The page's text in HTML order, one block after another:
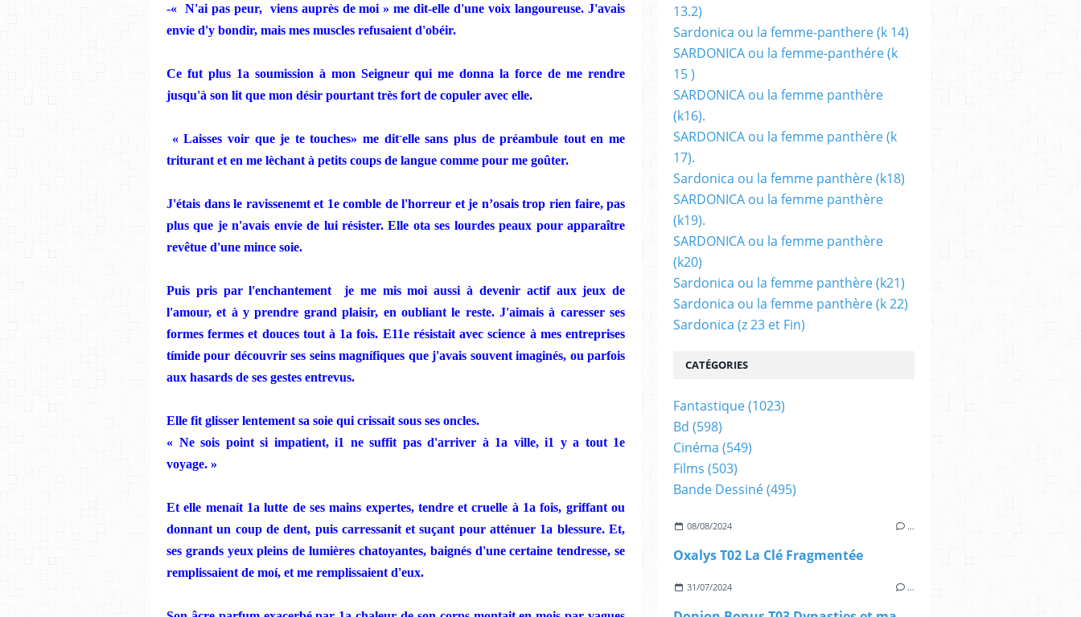
-« N'ai pas peur, viens auprès de moi » me dit-elle d'unevoix langoureuse. J'avais
envíe d'y bondir, mais mes muscles refusaient d'obéir.
Ce fut plus 1a soumission à mon Seigneur qui me donna la force de me rendre
jusqu'à son lit que mon désir pourtant très fort de copuler avec elle.
« Laisses voir que je te touches» me dit-elle sans plus de préambule tout en me
triturant et en me lèchant à petits coups de langue comme pour me goûter.
J'étais dans le ravissenemt et 1e comble de l'horreur et je n’osais trop rien faire, pas
plus que je n'avais envíe de lui résister. Elle ota ses lourdes peaux pour apparaître
revêtue d'une mince soie.
Puis pris par l'enchantement je me mis moi aussi à deveniractif aux jeux de
l'amour, et à y prendre grand plaisir, en oubliant le reste. J'aimais à caresser ses
formes fermes et douces tout à 1a fois. E11e résistait avec science à mes entreprises
tímide pour découvrir ses seins magnífiques que j'avais souvent imaginés, ou parfois
aux hasards de ses gestes entrevus.
Elle fit glisser lentement sa soie qui crissait sous ses oncles.
« Ne sois point si impatient, i1 ne suffit pas d'arriver à 1a ville, i1 y a tout 1e
voyage. »
Et elle menaít 1a lutte de ses mains expertes, tendre et cruelle à 1a fois, griffant ou
donnant un coup de dent, puis carressanit et suçant pour atténuer 1a blessure. Et,
ses grands yeux pleins de lumières chatoyantes, baignés d'une certaine tendresse, se
remplissaient de moí, et me remplissaient d'eux.
08/08/2024 …
Oxalys T02 La Clé Fragmentée
31/07/2024 …
13.2)
Sardonica ou la femme-panthere (k 14)
SARDONICA ou la femme-panthére (k
15 )
SARDONICA ou la femme panthère
(k16).
SARDONICA ou la femme panthère (k
17).
Sardonica ou la femme panthère (k18)
SARDONICA ou la femme panthère
(k19).
SARDONICA ou la femme panthère
(k20)
Sardonica ou la femme panthère (k21)
Sardonica ou la femme panthère (k 22)
Sardonica (z 23 et Fin)
CATÉGORIES
Fantastique(1023)
Bd (598)
Cinéma (549)
Films (503)
Bande Dessiné(495)